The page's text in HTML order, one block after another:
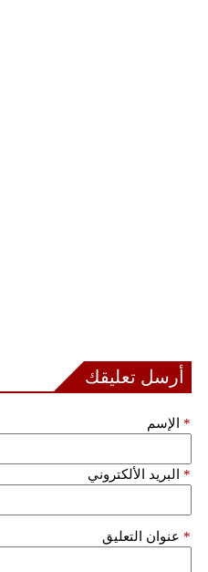
أرسل تعليقك
الإسم *
البريد الألكتروني *
عنوان التعليق *